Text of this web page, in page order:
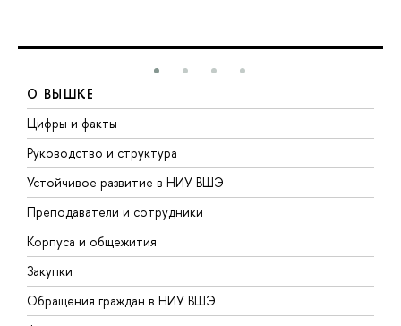
О ВЫШКЕ
Цифры и факты
Руководство и структура
Устойчивое развитие в НИУ ВШЭ
Преподаватели и сотрудники
Корпуса и общежития
Закупки
Обращения граждан в НИУ ВШЭ